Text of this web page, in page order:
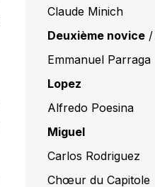
Claude Minich
Deuxième novice/
Emmanuel Parraga
Lopez
Alfredo Poesina
Miguel
Carlos Rodriguez
Chœur du Capitole